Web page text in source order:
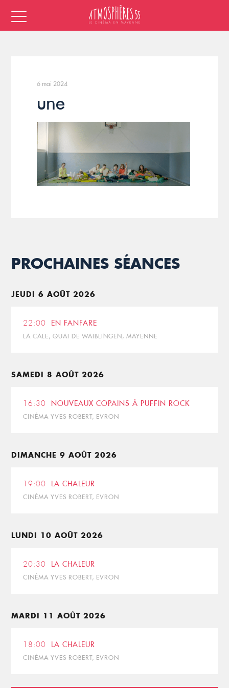
6 mai 2024
une
PROCHAINES SÉANCES
JEUDI 6 AOÛT 2026
22:00 EN FANFARE
LA CALE, QUAI DE WAIBLINGEN, MAYENNE
SAMEDI 8 AOÛT 2026
16:30 NOUVEAUX COPAINS À PUFFIN ROCK
CINÉMA YVES ROBERT, EVRON
DIMANCHE 9 AOÛT 2026
19:00 LA CHALEUR
CINÉMA YVES ROBERT, EVRON
LUNDI 10 AOÛT 2026
20:30 LA CHALEUR
CINÉMA YVES ROBERT, EVRON
MARDI 11 AOÛT 2026
18:00 LA CHALEUR
CINÉMA YVES ROBERT, EVRON